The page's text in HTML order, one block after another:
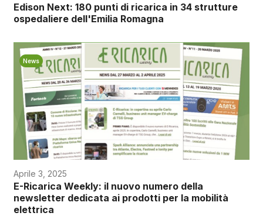
Edison Next: 180 punti di ricarica in 34 strutture
ospedaliere dell'Emilia Romagna
News
Aprile 3, 2025
E-Ricarica Weekly: il nuovo numero della
newsletter dedicata ai prodotti per la mobilità
elettrica